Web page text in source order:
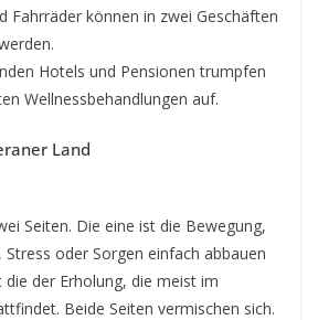
Fahrräder können in zwei Geschäften
Hotels und Pensionen trumpfen
Wellnessbehandlungen auf.
Land
Seiten. Die eine ist die Bewegung,
oder Sorgen einfach abbauen
der Erholung, die meist im
Beide Seiten vermischen sich.